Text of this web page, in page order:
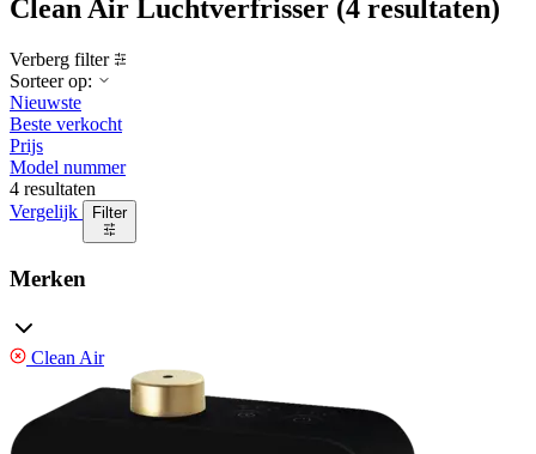
Clean Air Luchtverfrisser (4 resultaten)
Verberg filter
Sorteer op:
Nieuwste
Beste verkocht
Prijs
Model nummer
4 resultaten
Vergelijk
Filter
Merken
Clean Air